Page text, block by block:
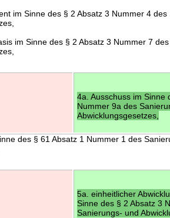
im Sinne des § 2 Absatz 3 Nummer 4
im Sinne des § 2 Absatz 3 Nummer 7
4a. Ausschuss im Sinne
Nummer 9a des
Abwicklungsgesetzes,
des § 61 Absatz 1 Nummer 1 des
5a. einheitlicher
Sinne des § 2 Absatz 3
Sanierungs- und